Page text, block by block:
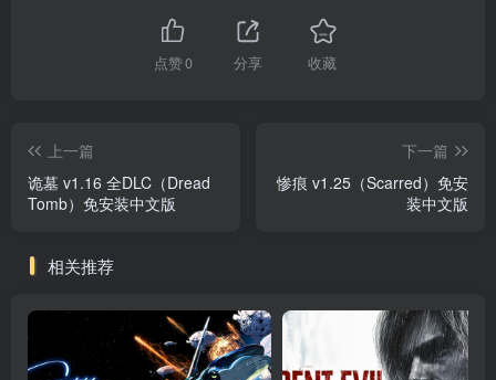
点赞0 分享 收藏
上一篇
诡墓 v1.16 全DLC（Dread
Tomb）免安装中文版
下一篇
惨痕 v1.25（Scarred）免安
装中文版
相关推荐